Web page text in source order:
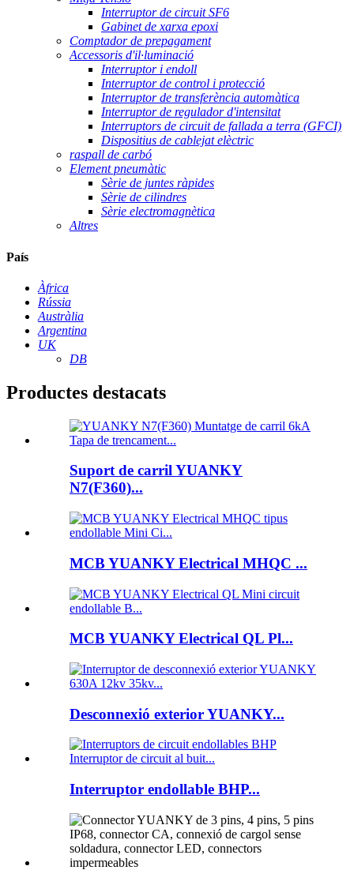
Interruptor de circuit SF6
Gabinet de xarxa epoxi
Comptador de prepagament
Accessoris d'il·luminació
Interruptor i endoll
Interruptor de control i protecció
Interruptor de transferència automàtica
Interruptor de regulador d'intensitat
Interruptors de circuit de fallada a terra (GFCI)
Dispositius de cablejat elèctric
raspall de carbó
Element pneumàtic
Sèrie de juntes ràpides
Sèrie de cilindres
Sèrie electromagnètica
Altres
País
Àfrica
Rússia
Austràlia
Argentina
UK
DB
Productes destacats
Suport de carril YUANKY
N7(F360)...
MCB YUANKY Electrical MHQC ...
MCB YUANKY Electrical QL Pl...
Desconnexió exterior YUANKY...
Interruptor endollable BHP...